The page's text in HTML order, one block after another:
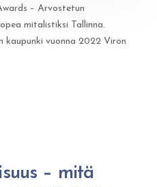
– Arvostetun
mitalistiksi Tallinna.
kaupunki vuonna 2022 Viron
– mitä